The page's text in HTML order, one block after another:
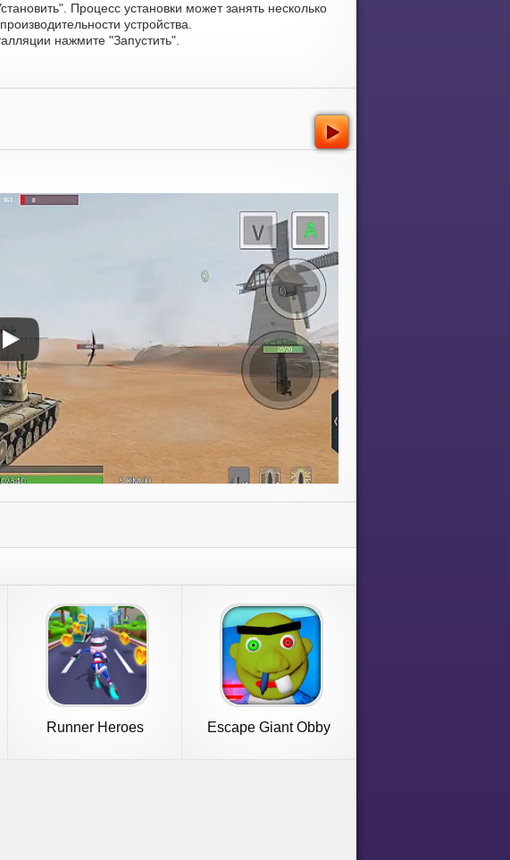
Процесс установки может занять несколько
устройства.
нажмите "Запустить".
Runner Heroes Escape Giant Obby